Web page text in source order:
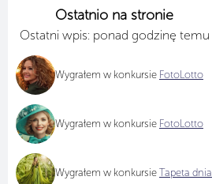
Ostatnio na stronie
Ostatni wpis: ponad godzinę temu
Wygrałem w konkursie FotoLotto
Wygrałem w konkursie FotoLotto
Wygrałem w konkursie Tapeta dnia